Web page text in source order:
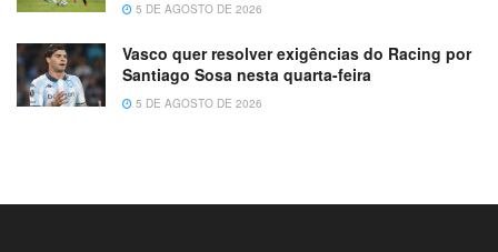
5 DE AGOSTO DE 2026
Vasco quer resolver exigências do Racing por
Santiago Sosa nesta quarta-feira
5 DE AGOSTO DE 2026